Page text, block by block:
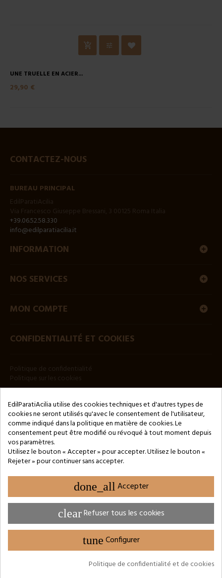
UNE TRUELLE EN ACIER...
29,90 €
CONTACTEZ-NOUS
BUREAU PRINCIPAL
+39.06.52.58.330
info@edilparatiacilia.it
INFORMATION
NOS SERVICES
MON COMPTE
CONFIDENTIALITÉ ET COOKIES
Copyright © 2024 by 3Enne s.r.l.s. P.IVA/C.F.: 13466181008
Numéro d'enregistrement REA : RM-1449325 - Registre du
Commerce de Rome
Website Developed by M.Borzacchini - TestSide
PARAMÈTRES DES COOKIES
EdilParatiAcilia utilise des cookies techniques et d'autres types de
cookies ne seront utilisés qu'avec le consentement de l'utilisateur,
comme indiqué dans la politique en matière de cookies. Le
consentement peut être modifié ou révoqué à tout moment depuis
vos paramètres.
Utilisez le bouton « Accepter » pour accepter. Utilisez le bouton «
Rejeter » pour continuer sans accepter.
done_all Accepter
clearRefuser tous les cookies
tuneConfigurer
Politique de confidentialité et de cookies